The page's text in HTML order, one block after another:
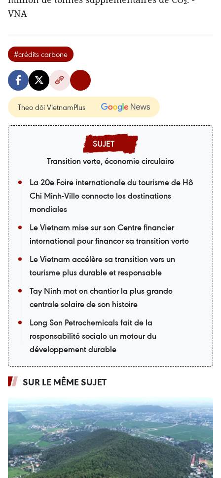
VNA
#crédits carbone
Theo dõi VietnamPlus
Transition verte, économie circulaire
La 20e Foire internationale du tourisme de Hô
Chi Minh-Ville connecte les destinations
mondiales
Le Vietnam mise sur son Centre financier
international pour financer sa transition verte
Le Vietnam accélère sa transition vers un
tourisme plus durable et responsable
Tay Ninh met en chantier la plus grande
centrale solaire de son histoire
Long Son Petrochemicals fait de la
responsabilité sociale un moteur du
développement durable
SUR LE MÊME SUJET